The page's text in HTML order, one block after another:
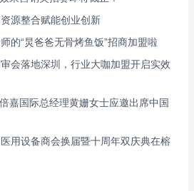
源整合赋能创业创新
的“炅爸爸无骨烤鱼饭”招商加盟啦
会落地深圳，行业大咖加盟开启实效
嘉国际总经理黄姗女士应邀出席中国
用设备商会换届暨十周年双庆典在榕